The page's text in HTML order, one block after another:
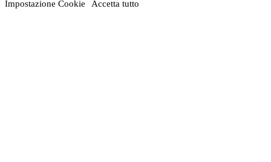
Impostazione Cookie Accetta tutto